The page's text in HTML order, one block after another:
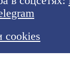
cookies